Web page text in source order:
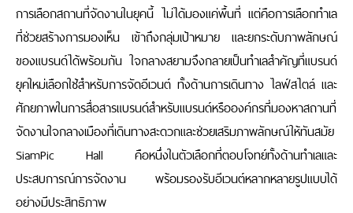
การเลือกสถานที่จัดงานในยุคนี้ ไม่ได้มองแค่พื้นที่ แต่คือการเลือกทำเล
ที่ช่วยสร้างการมองเห็น เข้าถึงกลุ่มเป้าหมาย และยกระดับภาพลักษณ์
ของแบรนด์ได้พร้อมกัน ใจกลางสยามจึงกลายเป็นทำเลสำคัญที่แบรนด์
ยุคใหม่เลือกใช้สำหรับการจัดอีเวนต์ ทั้งด้านการเดินทาง ไลฟ์สไตล์ และ
ศักยภาพในการสื่อสารแบรนด์สำหรับแบรนด์หรือองค์กรที่มองหาสถานที่
จัดงานใจกลางเมืองที่เดินทางสะดวกและช่วยเสริมภาพลักษณ์ให้ทันสมัย
SiamPic Hall คือหนึ่งในตัวเลือกที่ตอบโจทย์ทั้งด้านทำเลและ
ประสบการณ์การจัดงาน พร้อมรองรับอีเวนต์หลากหลายรูปแบบได้
อย่างมีประสิทธิภาพ